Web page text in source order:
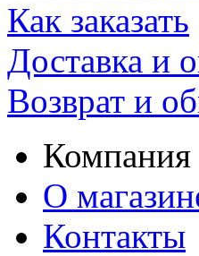
Как заказать
Доставка и
Возврат и
Компания
О
Контакты